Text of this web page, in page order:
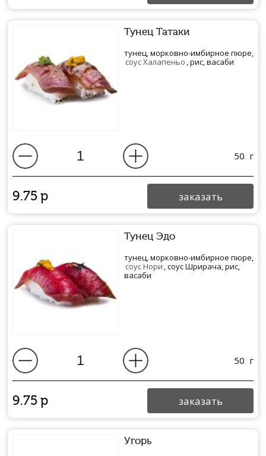
Тунец Татаки
тунец, морковно-имбирное пюре,
соус Халапеньо , рис, васаби
50 г
9.75р заказать
Тунец Эдо
тунец, морковно-имбирное пюре,
соус Нори , соус Шрирача, рис,
васаби
50 г
9.75р заказать
Угорь